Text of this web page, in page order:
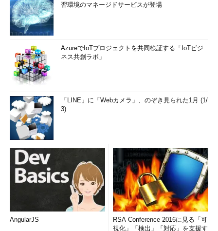
習環境のマネージドサービスが登場
AzureでIoTプロジェクトを共同検証する「IoTビジ
ネス共創ラボ」
「LINE」に「Webカメラ」、のぞき見られた1月 (1/
3)
AngularJS
RSA Conference 2016に見る「可
視化」「検出」「対応」を支援す